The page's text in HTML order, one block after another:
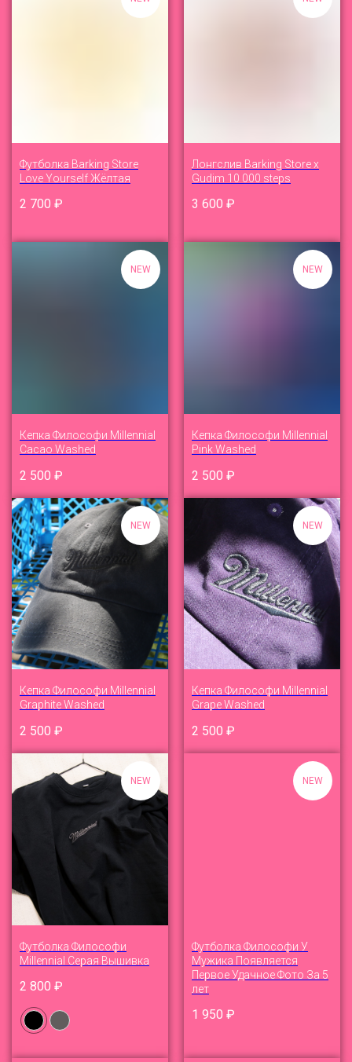
Футболка Barking Store
Love Yourself Жёлтая
2 700 ₽
Лонгслив Barking Store x
Gudim 10 000 steps
3 600 ₽
NEW
Кепка Философи Millennial
Cacao Washed
2 500 ₽
NEW
Кепка Философи Millennial
Pink Washed
2 500 ₽
NEW
Кепка Философи Millennial
Graphite Washed
2 500 ₽
NEW
Кепка Философи Millennial
Grape Washed
2 500 ₽
NEW
Футболка Философи
Millennial Серая Вышивка
2 800 ₽
NEW
Футболка Философи У
Мужика Появляется
Первое Удачное Фото За 5
лет
1 950 ₽